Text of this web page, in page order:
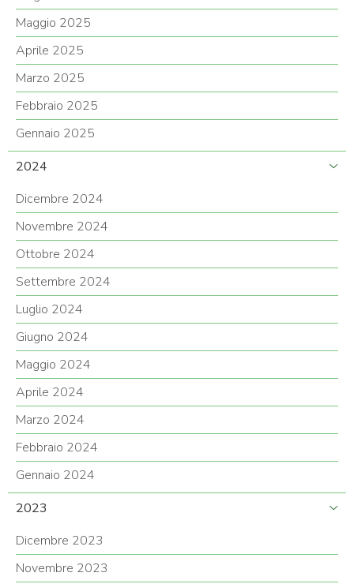
Maggio 2025
Aprile 2025
Marzo 2025
Febbraio 2025
Gennaio 2025
2024
Dicembre 2024
Novembre 2024
Ottobre 2024
Settembre 2024
Luglio 2024
Giugno 2024
Maggio 2024
Aprile 2024
Marzo 2024
Febbraio 2024
Gennaio 2024
2023
Dicembre 2023
Novembre 2023